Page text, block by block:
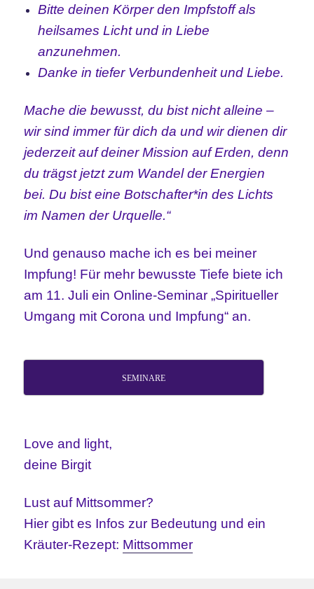
Bitte deinen Körper den Impfstoff als
heilsames Licht und in Liebe
anzunehmen.
Danke in tiefer Verbundenheit und Liebe.
Mache die bewusst, du bist nicht alleine –
wir sind immer für dich da und wir dienen dir
jederzeit auf deiner Mission auf Erden, denn
du trägst jetzt zum Wandel der Energien
bei. Du bist eine Botschafter*in des Lichts
im Namen der Urquelle.“
Und genauso mache ich es bei meiner
Impfung! Für mehr bewusste Tiefe biete ich
am 11. Juli ein Online-Seminar „Spiritueller
Umgang mit Corona und Impfung“ an.
SEMINARE
Love and light,
deine Birgit
Lust auf Mittsommer?
Hier gibt es Infos zur Bedeutung und ein
Kräuter-Rezept: Mittsommer